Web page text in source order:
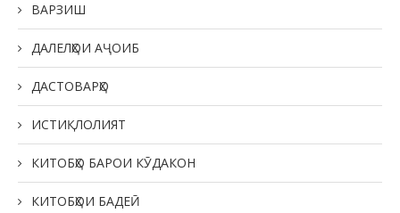
ВАРЗИШ
ДАЛЕЛҲОИ АҶОИБ
ДАСТОВАРҲО
ИСТИҚЛОЛИЯТ
КИТОБҲО БАРОИ КӮДАКОН
КИТОБҲОИ БАДЕӢ